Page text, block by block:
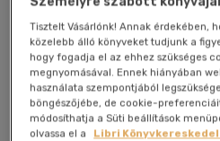
Kívánságlistához adom
Tisztelt Vásárlónk! Annak érdekében,
közelebb álló könyveket tudjunk a
hogy fogadja el az ehhez szükséges
megnyomásával. Ennek hiányában
használata szempontjából
böngészőjébe, de cookie-
módosíthatja a Süti beállítások
olvassa el a
Libri